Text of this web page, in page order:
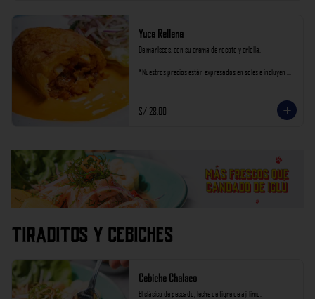
Yuca Rellena
De mariscos, con su crema de rocoto y criolla.
*Nuestros precios están expresados en soles e incluyen
S/ 28.00
Tiraditos y Cebiches
Cebiche Chalaco
El clásico de pescado, leche de tigre de ají limo.